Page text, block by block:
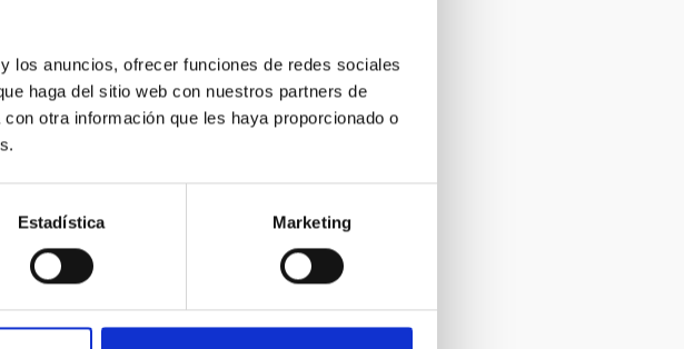
los anuncios, ofrecer funciones de redes sociales
haga del sitio web con nuestros partners de
otra información que les haya proporcionado o
Estadística Marketing
en la línea C II
[Ar V] de 6435
a la
que requieren las
lo que
787 pársecs de la